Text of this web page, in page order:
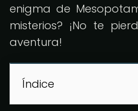
enigma de
misterios? ¡No te
aventura!
Índice